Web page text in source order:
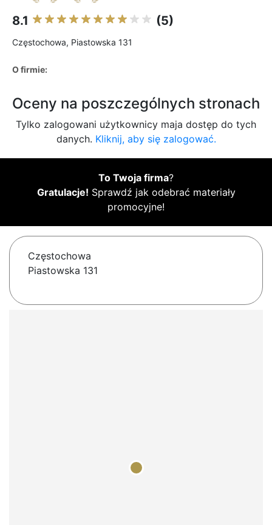
8.1 (5)
Częstochowa, Piastowska 131
O firmie:
Oceny na poszczególnych stronach
Tylko zalogowani użytkownicy maja dostęp do tych
danych. Kliknij, aby się zalogować.
To Twoja firma?
Gratulacje! Sprawdź jak odebrać materiały
promocyjne!
Częstochowa
Piastowska 131